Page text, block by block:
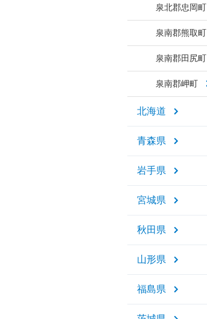
泉北郡忠岡町
泉南郡熊取町
泉南郡田尻町
泉南郡岬町
北海道
青森県
岩手県
宮城県
秋田県
山形県
福島県